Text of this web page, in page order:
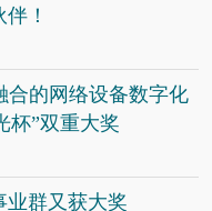
！
合的网络设备数字化
杯”双重大奖
业群又获大奖